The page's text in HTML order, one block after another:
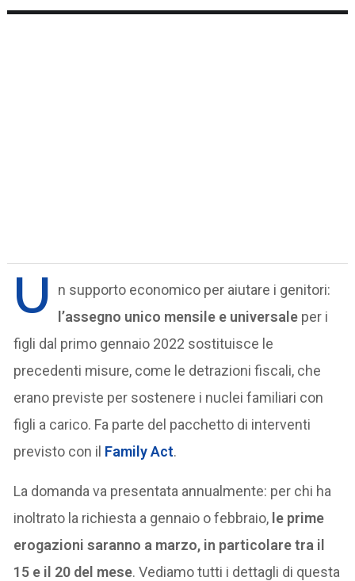
U
n supporto economico per aiutare i genitori:
l’assegno unico mensile e universale per i
figli dal primo gennaio 2022 sostituisce le
precedenti misure, come le detrazioni fiscali, che
erano previste per sostenere i nuclei familiari con
figli a carico. Fa parte del pacchetto di interventi
previsto con il Family Act.
La domanda va presentata annualmente: per chi ha
inoltrato la richiesta a gennaio o febbraio, le prime
erogazioni saranno a marzo, in particolare tra il
15 e il 20 del mese. Vediamo tutti i dettagli di questa